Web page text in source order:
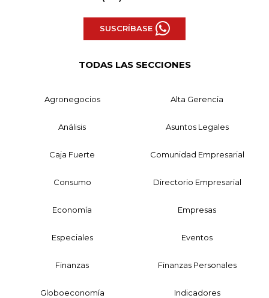
SUSCRÍBASE
TODAS LAS SECCIONES
Agronegocios Alta Gerencia
Análisis Asuntos Legales
Caja Fuerte Comunidad Empresarial
Consumo Directorio Empresarial
Economía Empresas
Especiales Eventos
Finanzas Finanzas Personales
Globoeconomía Indicadores